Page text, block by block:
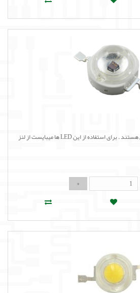
این LED ها دارای نور بسیار قوی هستند . برای استفاده از این LED ها میبایست از لنز